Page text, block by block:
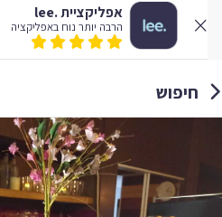
אפליקציית .lee
הרבה יותר נוח באפליקציה
חיפוש